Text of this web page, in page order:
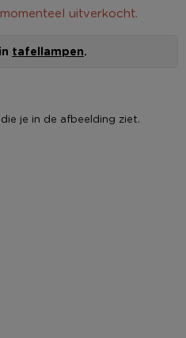
uitverkocht.
tafellampen.
je in de afbeelding ziet.